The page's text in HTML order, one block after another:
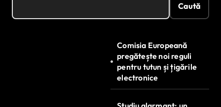
Caută
Comisia Europeană
pregătește noi reguli
pentru tutun și țigările
electronice